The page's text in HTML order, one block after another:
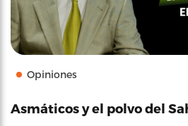
Opiniones
Asmáticos y el polvo del